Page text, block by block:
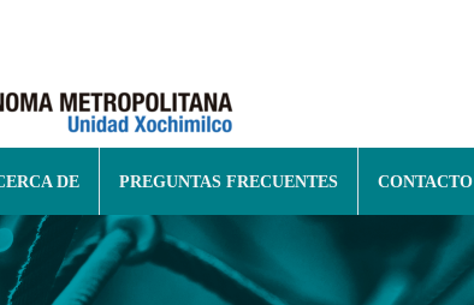
DE PREGUNTAS FRECUENTES CONTACTO